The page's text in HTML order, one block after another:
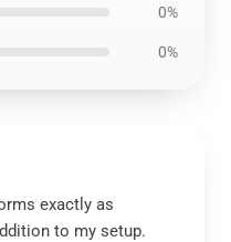
0%
0%
exactly as
to my setup.